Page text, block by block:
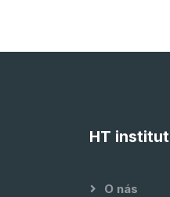
HT institut
O nás